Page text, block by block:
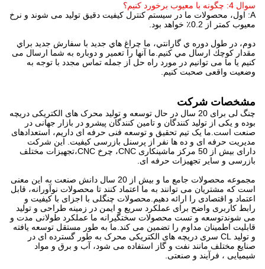
سوال 4: چگونه با معیوب برخورد کنیم؟
A: اول، محصولات ما در سیستم کنترل کیفیت دقیق تولید می شوند و نرخ
معیوب کمتر از 0.2٪ خواهد بود.
دوم، در طول دوره ي گارانتي، ما چراغ هاي جديد با سفارش جديد براي
مقدار كوچك ارسال مي كنيم.ما آنها را تعمیر و دوباره به شما ارسال می
کنیم یا ما می توانیم در مورد راه حل از جمله تماس مجدد با توجه به
وضعیت واقعی صحبت کنیم.
مشخصات شرکت
چنگ لی برای 20 سال در حال توسعه و تولید محرک های الکتریکی دریچه
بوده و یکی از تولید کنندگان و تامین کنندگان پیشرو در بازار جهانی در
صنعت است.ما یک تیم تحقیق و توسعه فنی حرفه ای داریم، استعدادهای
مدیریت حرفه ای و ده ها نفر از پرسنل بازرسی کیفیت. این شرکت
دارای بیش از 50 مرکز ماشینکاری CNC، چرخ CNC،تجهیزات مختلف
بازرسی و سایر تجهیزات حرفه ای.
مجموعه محصولات جامع ما و بیش از 20 سال دانش صنعت به این معنی
است که مشتریان می توانند به ما اعتماد کنند تا محصولات نوآورانه، قابل
اعتماد و اقتصادی را ارائه دهیم.محصولات چنگلی با اجزای با کیفیت و
رابط کاربری واضح برای عملکرد سریع و ایمن در زمینه طراحی و تولید
می شوندتوسعه و تست محصولات سختگیرانه ما عملکرد طولانی مدت و
قابلیت اطمینان مداوم را تضمین می کند.ما به طور مستقل توسعه یافته
و تولید CL سری دریچه های الکتریکی محرک به طور گسترده ای در
صنایع مختلف مانند نفت و گاز استفاده می شود، آب و برق و مواد
شیمیایی ، فرآیند و صنعتی.